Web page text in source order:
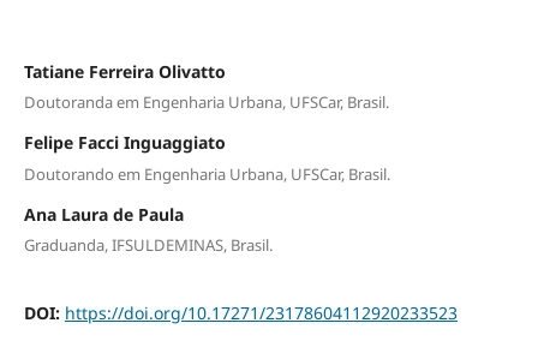
Tatiane Ferreira Olivatto
Doutoranda em Engenharia Urbana, UFSCar, Brasil.
Felipe Facci Inguaggiato
Doutorando em Engenharia Urbana, UFSCar, Brasil.
Ana Laura de Paula
Graduanda, IFSULDEMINAS, Brasil.
DOI: https://doi.org/10.17271/23178604112920233523